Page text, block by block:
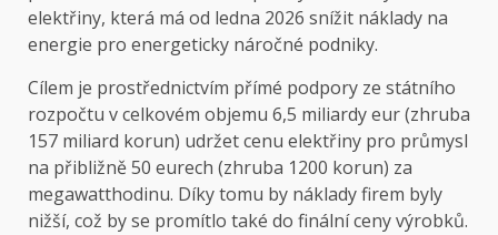
elektřiny, která má od ledna 2026 snížit náklady na
energie pro energeticky náročné podniky.
Cílem je prostřednictvím přímé podpory ze státního
rozpočtu v celkovém objemu 6,5 miliardy eur (zhruba
157 miliard korun) udržet cenu elektřiny pro průmysl
na přibližně 50 eurech (zhruba 1200 korun) za
megawatthodinu. Díky tomu by náklady firem byly
nižší, což by se promítlo také do finální ceny výrobků.